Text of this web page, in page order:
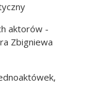
aktorów -
Zbigniewa